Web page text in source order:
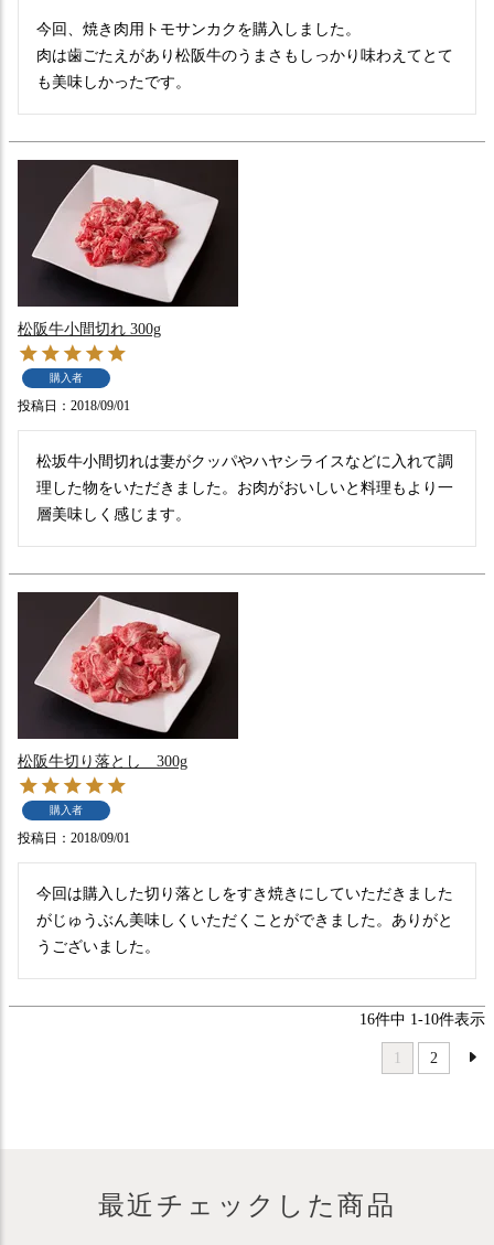
今回、焼き肉用トモサンカクを購入しました。
肉は歯ごたえがあり松阪牛のうまさもしっかり味わえてとて
も美味しかったです。
松阪牛小間切れ 300g
購入者
投稿日 2018/09/01
松坂牛小間切れは妻がクッパやハヤシライスなどに入れて調
理した物をいただきました。お肉がおいしいと料理もより一
層美味しく感じます。
松阪牛切り落とし 300g
購入者
投稿日 2018/09/01
今回は購入した切り落としをすき焼きにしていただきました
がじゅうぶん美味しくいただくことができました。ありがと
うございました。
16件中 1-10件表示
1 2
最近チェックした商品